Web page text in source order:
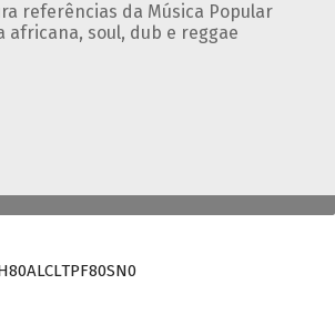
referências da Música Popular
africana, soul, dub e reggae